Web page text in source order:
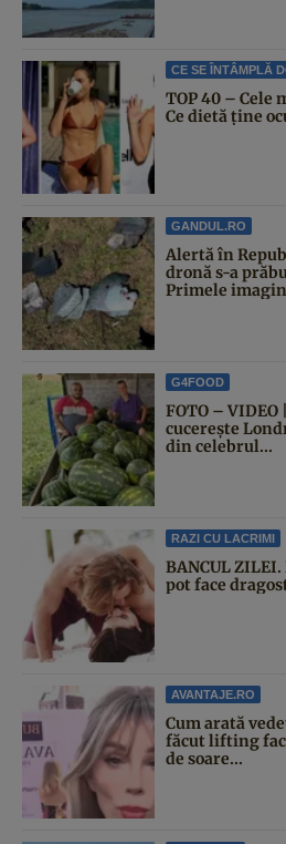
CE SE ÎNTÂMPLĂ
TOP 40 – Cele
Ce dietă ține
GANDUL.RO
Alertă în
dronă s-a
Primele
G4FOOD
FOTO –
cucerește
din celebrul...
RAZI CU LACRIMI
BANCUL
pot face
AVANTAJE.RO
Cum arată
făcut lifting
de soare...